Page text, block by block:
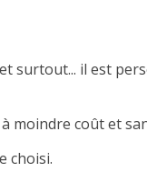
surtout... il est
à moindre coût et
choisi.